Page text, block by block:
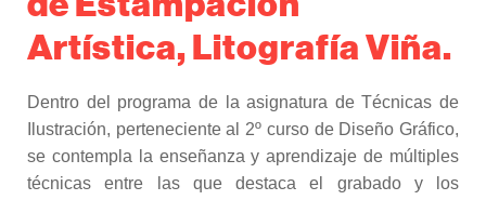
Artística, Litografía Viña.
Dentro del programa de la asignatura de Técnicas de
Ilustración, perteneciente al 2º curso de Diseño Gráfico,
se contempla la enseñanza y aprendizaje de múltiples
técnicas entre las que destaca el grabado y los